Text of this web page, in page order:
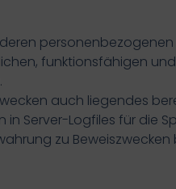
funktionsfähigen
auch liegendes
Server-Logfiles für die
zu